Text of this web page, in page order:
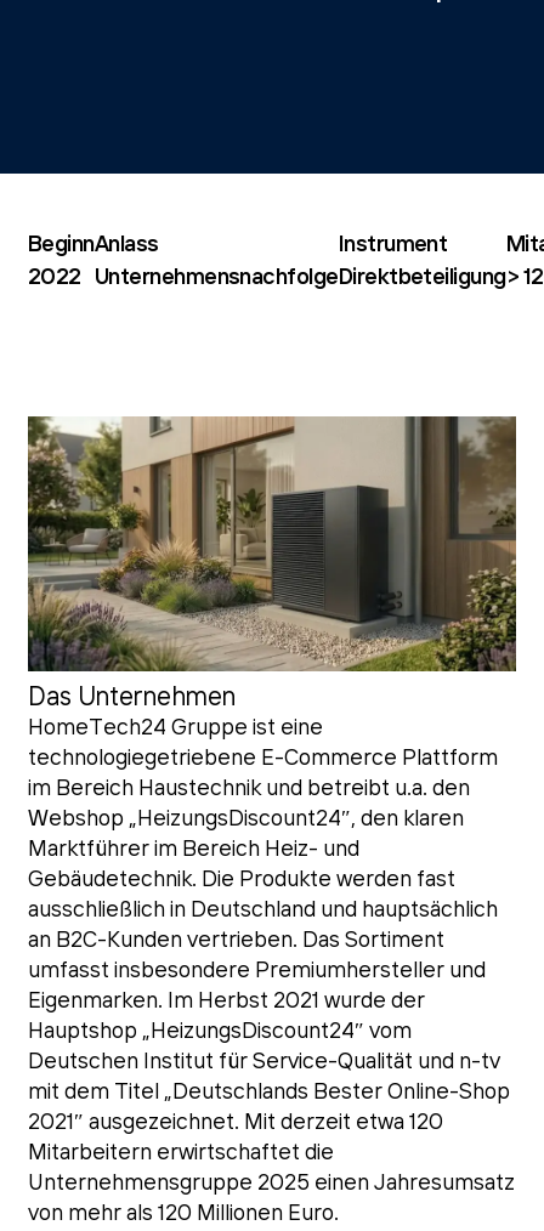
Beginn
2022
Anlass
Unternehmensnachfolge
Instrument
Direktbeteiligung>
Das Unternehmen
HomeTech24 Gruppe ist eine
technologiegetriebene E-Commerce Plattform
im Bereich Haustechnik und betreibt u.a. den
Webshop „HeizungsDiscount24″, den klaren
Marktführer im Bereich Heiz- und
Gebäudetechnik. Die Produkte werden fast
ausschließlich in Deutschland und hauptsächlich
an B2C-Kunden vertrieben. Das Sortiment
umfasst insbesondere Premiumhersteller und
Eigenmarken. Im Herbst 2021 wurde der
Hauptshop „HeizungsDiscount24″ vom
Deutschen Institut für Service-Qualität und n-tv
mit dem Titel „Deutschlands Bester Online-Shop
2021″ ausgezeichnet. Mit derzeit etwa 120
Mitarbeitern erwirtschaftet die
Unternehmensgruppe 2025 einen Jahresumsatz
von mehr als 120 Millionen Euro.